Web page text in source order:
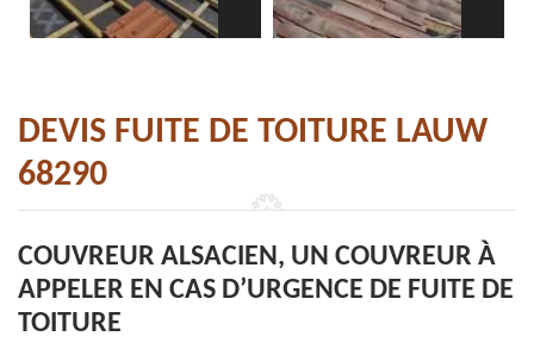
DEVIS FUITE DE TOITURE LAUW
68290
COUVREUR ALSACIEN, UN COUVREUR À
APPELER EN CAS D’URGENCE DE FUITE DE
TOITURE